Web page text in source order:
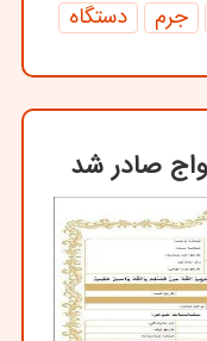
جرم
دستگاه
صادر شد